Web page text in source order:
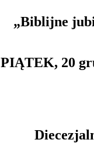
„Biblijne
PIĄTEK, 20